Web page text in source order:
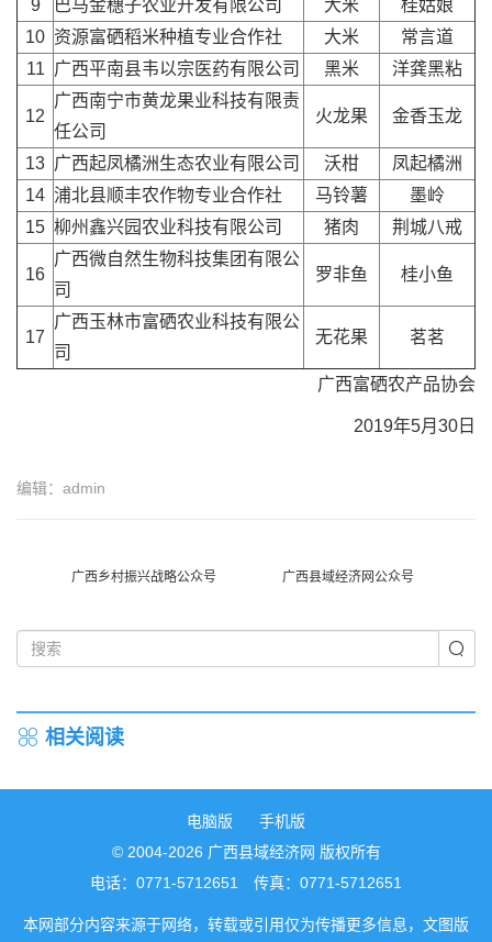
9 巴马金穗子农业开发有限公司 大米
桂姑娘
10 资源富硒稻米种植专业合作社 大米
常言道
11 广西平南县韦以宗医药有限公司 黑米 洋龚黑粘
12
广西南宁市黄龙果业科技有限责
任公司
火龙果 金香玉龙
13 广西起凤橘洲生态农业有限公司 沃柑
凤起橘洲
14 浦北县顺丰农作物专业合作社 马铃薯
墨岭
15 柳州鑫兴园农业科技有限公司 猪肉 荆城八戒
16
广西微自然生物科技集团有限公
司
罗非鱼 桂小鱼
17
广西玉林市富硒农业科技有限公
司
无花果 茗茗
广西富硒农产品协会
2019年5月30日
编辑：admin
广西乡村振兴战略公众号 广西县域经济网公众号
相关阅读
电脑版
手机版
© 2004-2026 广西县域经济网 版权所有
电话：0771-5712651 传真：0771-5712651
本网部分内容来源于网络，转载或引用仅为传播更多信息，文图版